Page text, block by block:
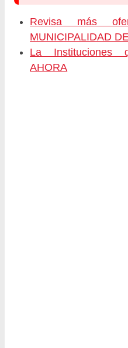
Revisa más
MUNICIPALIDAD
La Instituciones
AHORA